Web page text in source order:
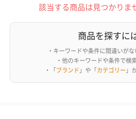
該当する商品は見つかりま
商品を探すに
・キーワードや条件に間違いが
・他のキーワードや条件で検
・「ブランド 」や「カテゴリー 」